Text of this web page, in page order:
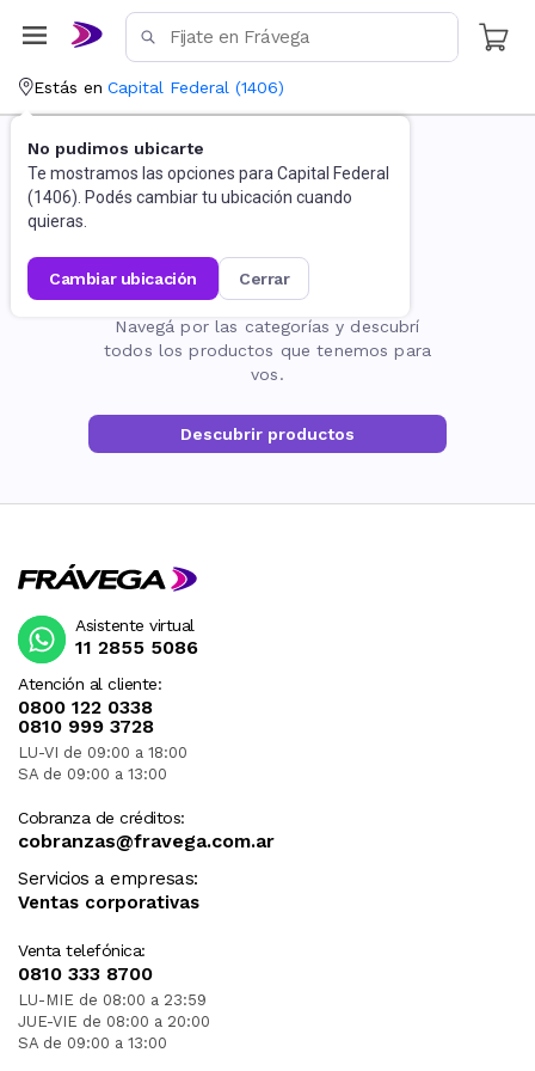
Estás en Capital Federal (1406)
No pudimos ubicarte
Te mostramos las opciones para Capital Federal
(1406). Podés cambiar tu ubicación cuando
quieras.
cambiar ubicación cerrar
La página no existe
Navegá por las categorías y descubrí
todos los productos que tenemos para
vos.
Descubrir productos
Atención al cliente:
0800 122 0338
0810 999 3728
LU-VI de 09:00 a 18:00
SA de 09:00 a 13:00
Cobranza de créditos:
cobranzas@fravega.com.ar
Servicios a empresas:
Ventas corporativas
Venta telefónica:
0810 333 8700
LU-MIE de 08:00 a 23:59
JUE-VIE de 08:00 a 20:00
SA de 09:00 a 13:00
Asistente virtual
11 2855 5086